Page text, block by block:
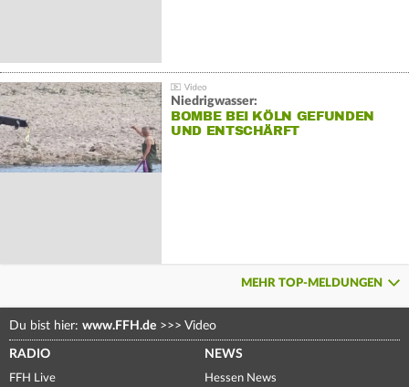
Niedrigwasser:
BOMBE BEI KÖLN GEFUNDEN
UND ENTSCHÄRFT
MEHR TOP-MELDUNGEN
Du bist hier: www.FFH.de >>> Video
RADIO
FFH Live
NEWS
Hessen News